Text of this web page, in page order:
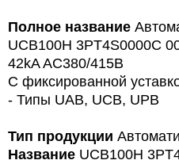
Полное название
UCB100H 3PT4S0000C
42kA AC380/415В
С фиксированной
- Типы UAB, UCB, UPB
Тип продукции
Название UCB100H